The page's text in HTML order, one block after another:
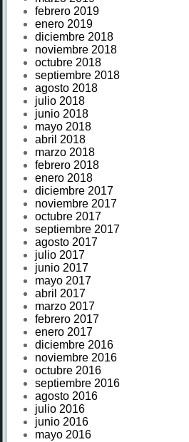
febrero 2019
enero 2019
diciembre 2018
noviembre 2018
octubre 2018
septiembre 2018
agosto 2018
julio 2018
junio 2018
mayo 2018
abril 2018
marzo 2018
febrero 2018
enero 2018
diciembre 2017
noviembre 2017
octubre 2017
septiembre 2017
agosto 2017
julio 2017
junio 2017
mayo 2017
abril 2017
marzo 2017
febrero 2017
enero 2017
diciembre 2016
noviembre 2016
octubre 2016
septiembre 2016
agosto 2016
julio 2016
junio 2016
mayo 2016